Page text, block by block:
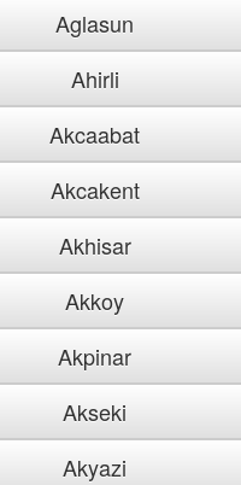
Aglasun
Ahirli
Akcaabat
Akcakent
Akhisar
Akkoy
Akpinar
Akseki
Akyazi